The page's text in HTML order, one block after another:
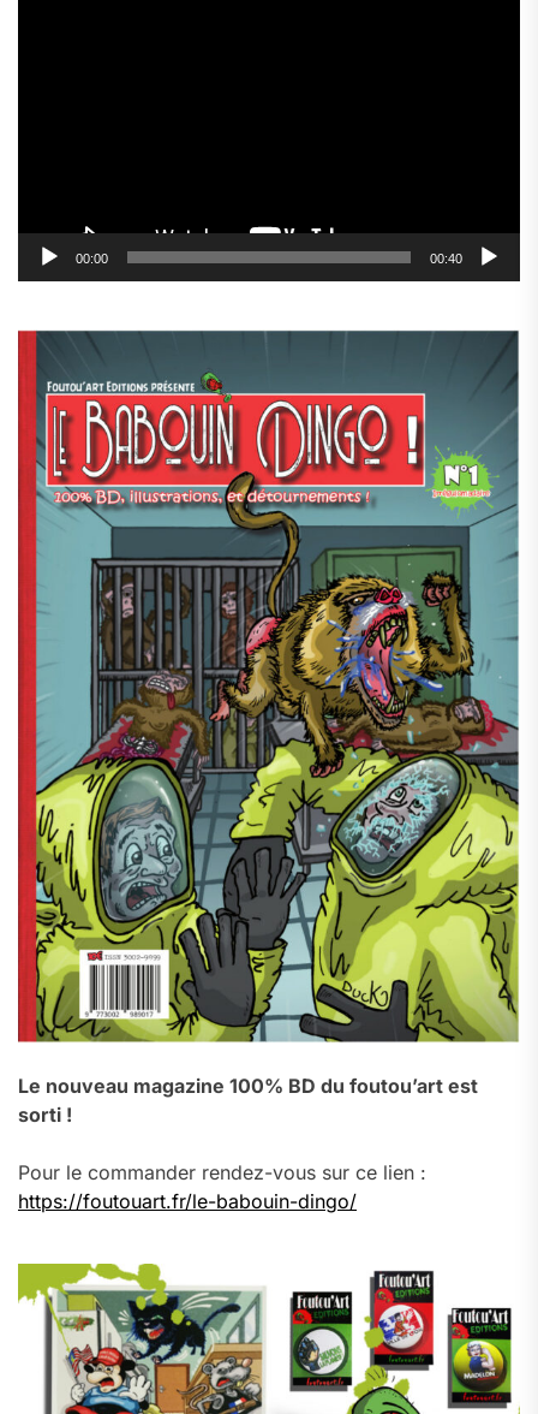
00:00 00:40
Le nouveau magazine 100% BD du foutou’art est
sorti !
Pour le commander rendez-vous sur ce lien :
https://foutouart.fr/le-babouin-dingo/